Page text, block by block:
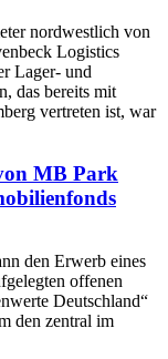
nordwestlich von
Logistics
Lager- und
das bereits mit
vertreten ist, war
MB Park
den Erwerb eines
offenen
Deutschland“
den zentral im